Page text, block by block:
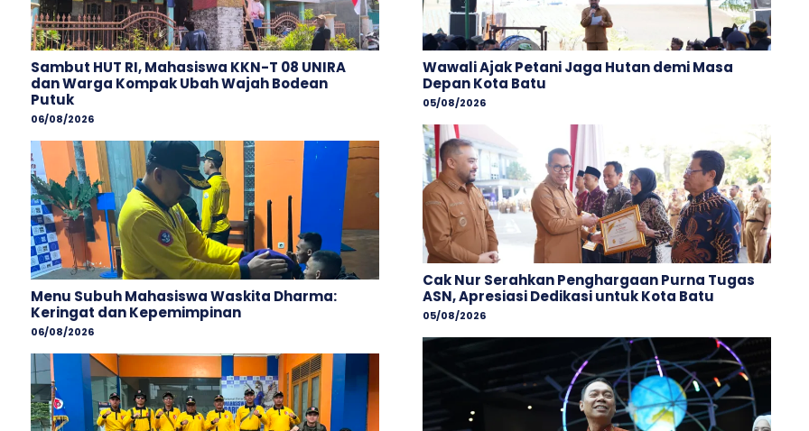
Sambut HUT RI, Mahasiswa KKN-T 08 UNIRA
dan Warga Kompak Ubah Wajah ‎Bodean
Putuk
06/08/2026
Menu Subuh Mahasiswa Waskita Dharma:
Keringat dan Kepemimpinan
06/08/2026
Wawali Ajak Petani Jaga Hutan demi Masa
Depan Kota Batu
05/08/2026
Cak Nur Serahkan Penghargaan Purna Tugas
ASN, Apresiasi Dedikasi untuk Kota Batu
05/08/2026